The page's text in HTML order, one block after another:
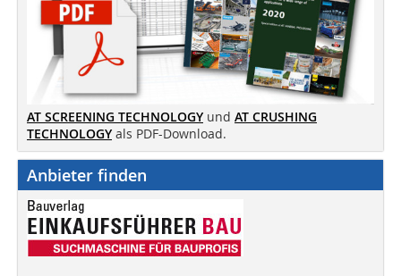
AT SCREENING TECHNOLOGY und AT CRUSHING
TECHNOLOGY als PDF-Download.
Anbieter finden